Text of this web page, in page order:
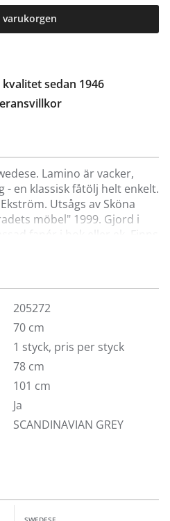
varukorgen
sedan 1946
Lamino är vacker,
- en klassisk fåtölj helt enkelt.
Utsågs av Sköna
möbel" 1999. Gjord i
fanér i bok eller ek. Finns
(svart, off white,
finns att köpa till separat.
Pris avser fåtölj utan
skötselprodukt från
Wool & Hair Cleaner och
205272
70 cm
1 styck, pris per styck
78 cm
101 cm
Ja
SCANDINAVIAN GREY